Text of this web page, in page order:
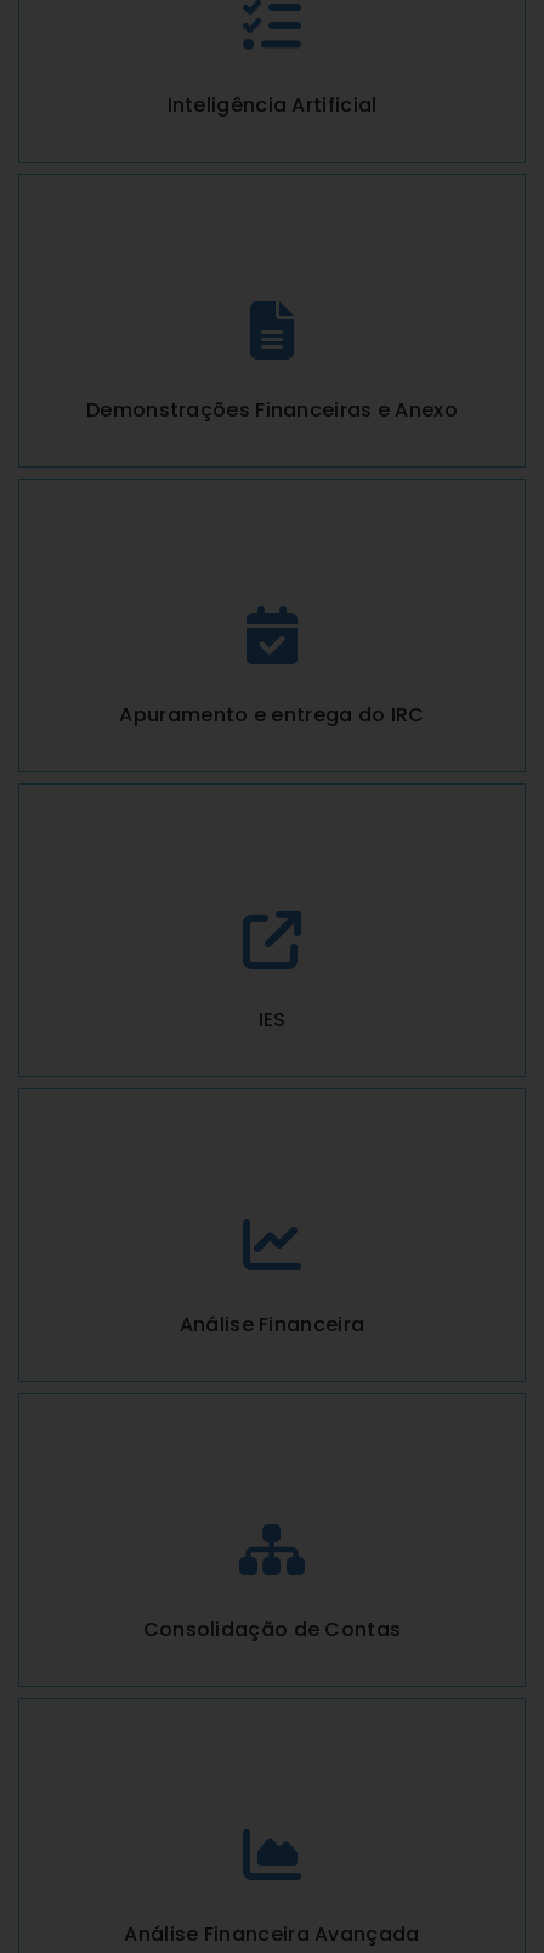
Inteligência Artificial
Demonstrações Financeiras e Anexo
Apuramento e entrega do IRC
IES
Análise Financeira
Consolidação de Contas
Análise Financeira Avançada